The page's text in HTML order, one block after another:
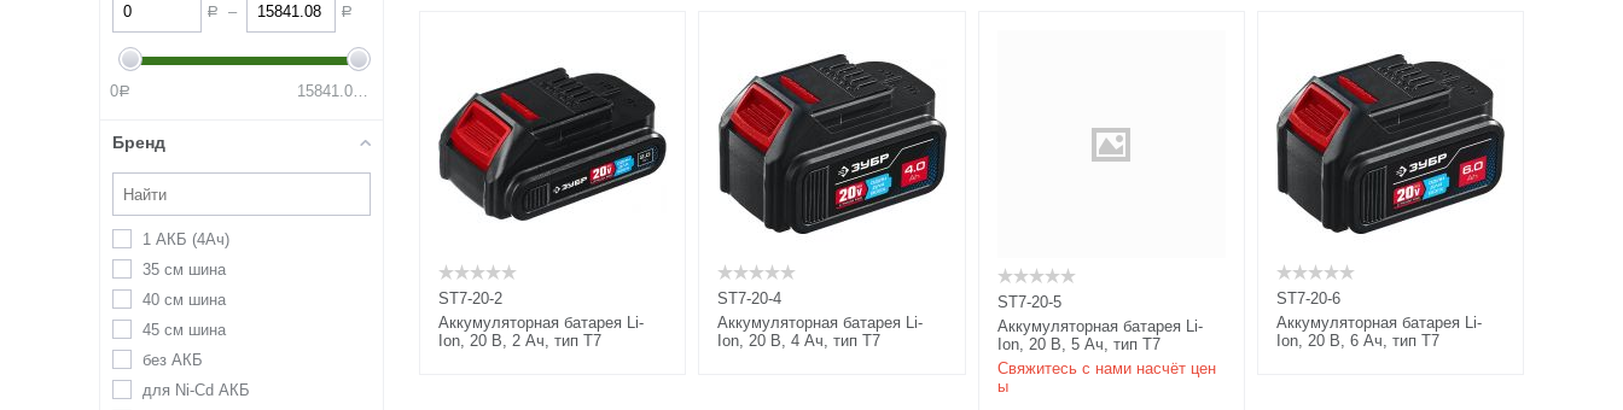
ST7-20-2
Аккумуляторная батарея Li-
Ion, 20 В, 2 Ач, тип T7
ST7-20-4
Аккумуляторная батарея Li-
Ion, 20 В, 4 Ач, тип T7
ST7-20-5
Аккумуляторная батарея Li-
Ion, 20 В, 5 Ач, тип T7
Свяжитесь с нами насчёт цен
ы
ST7-20-6
Аккумуляторная батарея Li-
Ion, 20 В, 6 Ач, тип T7
160
1600
180
1800
1900
200
2000
2100
2200
230
2300
Р – Р
0Р 15841.08
Бренд
1 АКБ (4Ач)
35 см шина
40 см шина
45 см шина
без АКБ
для Ni-Cd АКБ